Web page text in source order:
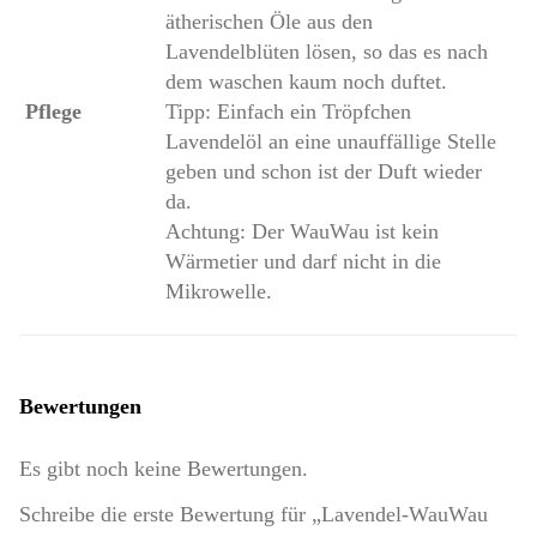
Pflege
ätherischen Öle aus den
Lavendelblüten lösen, so das es nach
dem waschen kaum noch duftet.
Tipp: Einfach ein Tröpfchen
Lavendelöl an eine unauffällige Stelle
geben und schon ist der Duft wieder
da.
Achtung: Der WauWau ist kein
Wärmetier und darf nicht in die
Mikrowelle.
Bewertungen
Es gibt noch keine Bewertungen.
Schreibe die erste Bewertung für „Lavendel-WauWau